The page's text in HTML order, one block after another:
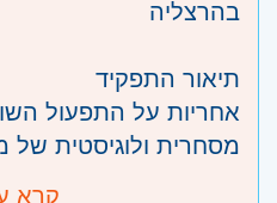
בהרצליה
תיאור התפקיד
אחריות על התפעול
מסחרית ולוגיסטית של
קרא